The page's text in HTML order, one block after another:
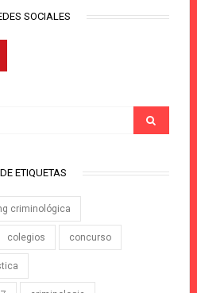
SOCIALES
ETIQUETAS
criminológica
colegios concurso